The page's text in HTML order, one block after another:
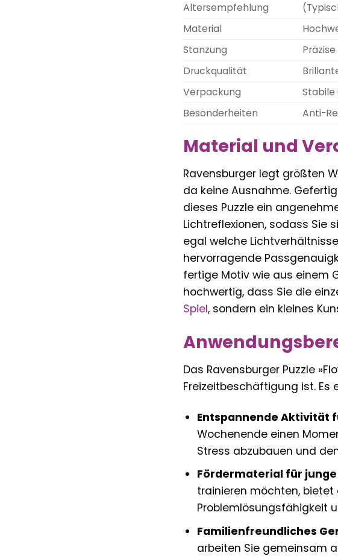
Altersempfehlung
Material
Stanzung
Druckqualität
Verpackung
Besonderheiten
Anti-
Material und
Ravensburger legt größten
da keine Ausnahme.
dieses Puzzle ein
Lichtreflexionen, sodass Sie
egal welche
hervorragende
fertige Motiv wie aus einem
hochwertig, dass Sie die
Spiel, sondern ein kleines
Das Ravensburger Puzzle
Freizeitbeschäftigung ist. Es
Entspannende Aktivität
Wochenende einen
Stress abzubauen und
Fördermaterial für junge
trainieren möchten, bietet
Problemlösungsfähigkeit
Familienfreundliches
arbeiten Sie gemeinsam